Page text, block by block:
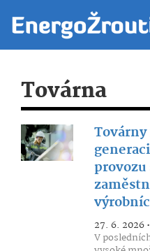
Továrna
27. 6. 2026 •
V